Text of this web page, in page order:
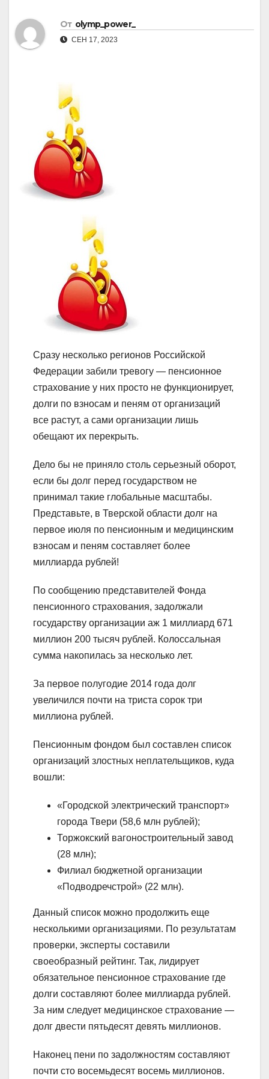
От olymp_power_
СЕН 17, 2023
Сразу несколько регионов Российской
Федерации забили тревогу — пенсионное
страхование у них просто не функционирует,
долги по взносам и пеням от организаций
все растут, а сами организации лишь
обещают их перекрыть.
Дело бы не приняло столь серьезный оборот,
если бы долг перед государством не
принимал такие глобальные масштабы.
Представьте, в Тверской области долг на
первое июля по пенсионным и медицинским
взносам и пеням составляет более
миллиарда рублей!
По сообщению представителей Фонда
пенсионного страхования, задолжали
государству организации аж 1 миллиард 671
миллион 200 тысяч рублей. Колоссальная
сумма накопилась за несколько лет.
За первое полугодие 2014 года долг
увеличился почти на триста сорок три
миллиона рублей.
Пенсионным фондом был составлен список
организаций злостных неплательщиков, куда
вошли:
«Городской электрический транспорт»
города Твери (58,6 млн рублей);
Торжокский вагоностроительный завод
(28 млн);
Филиал бюджетной организации
«Подводречстрой» (22 млн).
Данный список можно продолжить еще
несколькими организациями. По результатам
проверки, эксперты составили
своеобразный рейтинг. Так, лидирует
обязательное пенсионное страхование где
долги составляют более миллиарда рублей.
За ним следует медицинское страхование —
долг двести пятьдесят девять миллионов.
Наконец пени по задолжностям составляют
почти сто восемьдесят восемь миллионов.